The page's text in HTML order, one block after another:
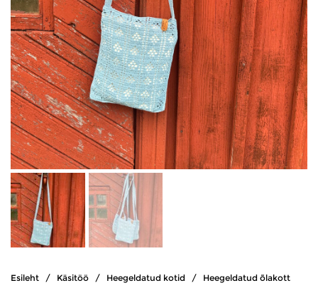
Esileht / Käsitöö / Heegeldatud kotid / Heegeldatud õlakott